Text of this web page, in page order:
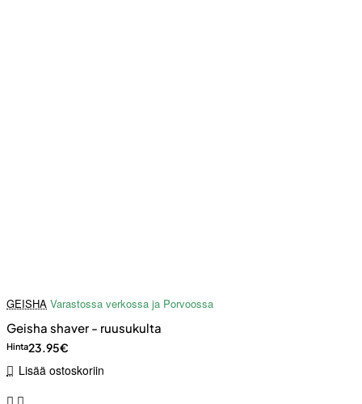
GEISHA Varastossa verkossa ja Porvoossa
Geisha shaver - ruusukulta
Hinta23.95€
Lisää ostoskoriin